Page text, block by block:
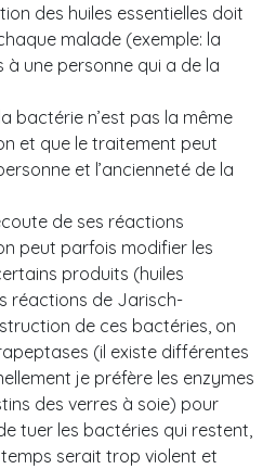
des huiles essentielles doit
malade (exemple: la
une personne qui a de la
bactérie n’est pas la même
et que le traitement peut
et l’ancienneté de la
de ses réactions
peut parfois modifier les
produits (huiles
réactions de Jarisch-
de ces bactéries, on
(il existe différentes
je préfère les enzymes
des verres à soie) pour
tuer les bactéries qui restent,
serait trop violent et